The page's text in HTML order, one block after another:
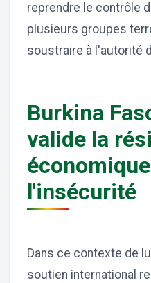
reprendre le contrôle
plusieurs groupes
soustraire à l'autorité
Burkina
valide la
l'insécurité
Dans ce contexte de
soutien international